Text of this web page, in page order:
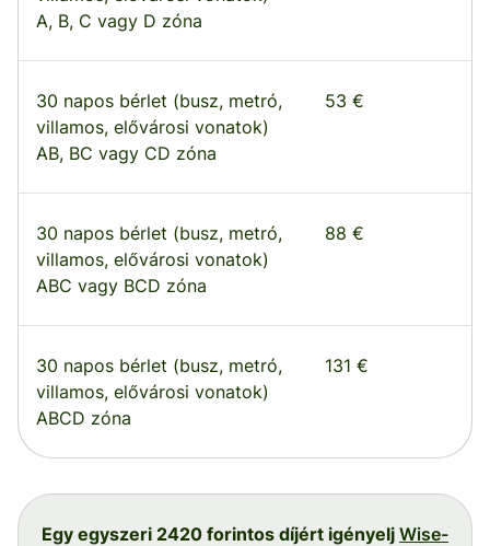
A, B, C vagy D zóna
30 napos bérlet (busz, metró,
villamos, elővárosi vonatok)
AB, BC vagy CD zóna
53 €
30 napos bérlet (busz, metró,
villamos, elővárosi vonatok)
ABC vagy BCD zóna
88 €
30 napos bérlet (busz, metró,
villamos, elővárosi vonatok)
ABCD zóna
131 €
Egy egyszeri 2420 forintos díjért igényelj Wise-